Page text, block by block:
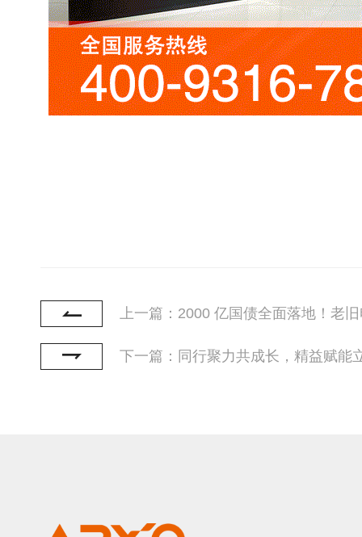
上一篇：2000 亿国债全面落地！老
下一篇：同行聚力共成长，精益赋能